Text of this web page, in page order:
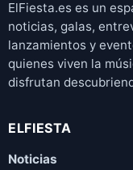
ElFiesta.es es un
noticias, galas,
lanzamientos y
quienes viven la
disfrutan
ELFIESTA
Noticias